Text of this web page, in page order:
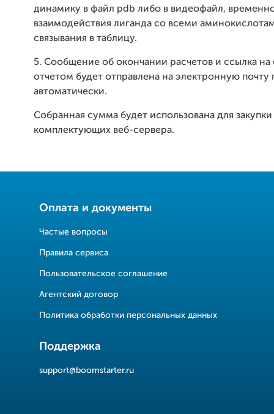
динамику в файл pdb либо в видеофайл,
взаимодействия лиганда со всеми
связывания в таблицу.
5. Сообщение об окончании расчетов и ссылка на
отчетом будет отправлена на электронную почту
автоматически.
Собранная сумма будет использована для закупки
комплектующих веб-сервера.
Оплата и документы
Частые вопросы
Правила сервиса
Пользовательское соглашение
Агентский договор
Политика обработки персональных данных
Поддержка
support@boomstarter.ru